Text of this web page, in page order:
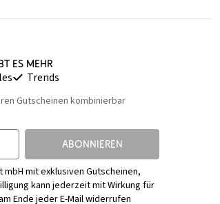
es mehr
Trends
Gutscheinen kombinierbar
ABONNIEREN
mit exklusiven Gutscheinen,
kann jederzeit mit Wirkung für
Ende jeder E-Mail widerrufen